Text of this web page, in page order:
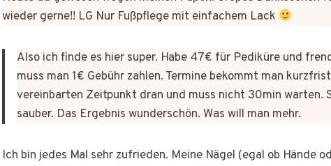
wieder gerne!! LG Nur Fußpflege mit einfachem Lack
Also ich finde es hier super. Habe 47€ für Pediküre und
muss man 1€ Gebühr zahlen. Termine bekommt man
vereinbarten Zeitpunkt dran und muss nicht 30min warten.
sauber. Das Ergebnis wunderschön. Was will man mehr.
Ich bin jedes Mal sehr zufrieden. Meine Nägel (egal ob Hände